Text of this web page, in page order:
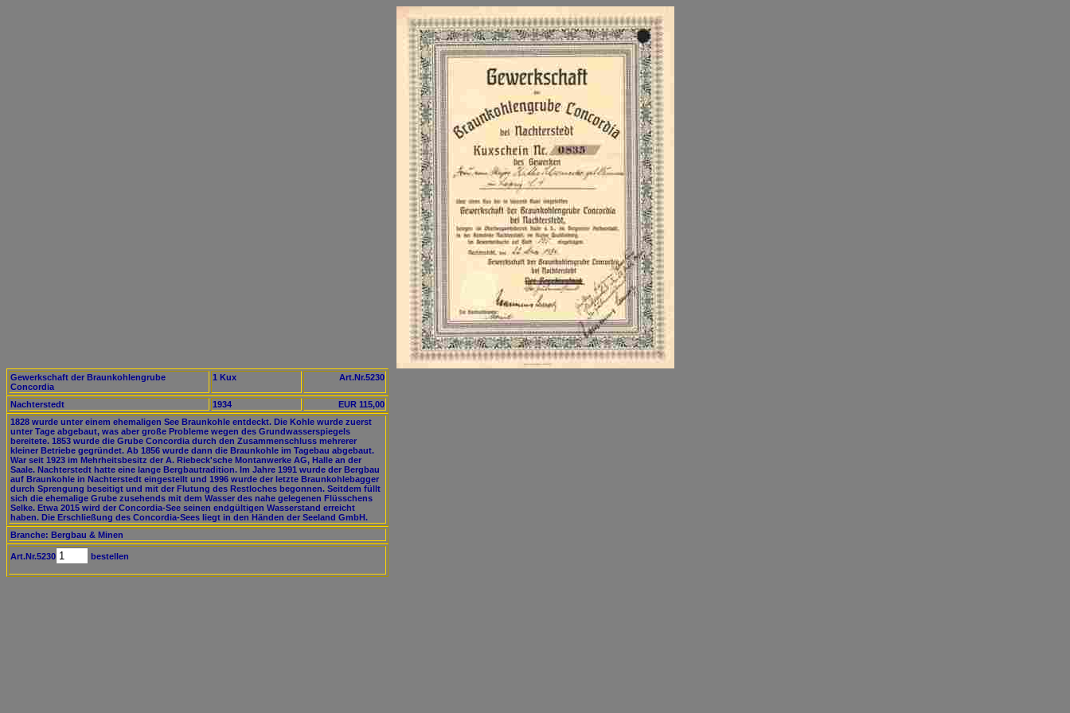
Gewerkschaft der Braunkohlengrube
Concordia
1 Kux Art.Nr.5230
Nachterstedt 1934
EUR 115,00
1828 wurde unter einem ehemaligen See Braunkohle entdeckt. Die Kohle wurde zuerst
unter Tage abgebaut, was aber große Probleme wegen des Grundwasserspiegels
bereitete. 1853 wurde die Grube Concordia durch den Zusammenschluss mehrerer
kleiner Betriebe gegründet. Ab 1856 wurde dann die Braunkohle im Tagebau abgebaut.
War seit 1923 im Mehrheitsbesitz der A. Riebeck'sche Montanwerke AG, Halle an der
Saale. Nachterstedt hatte eine lange Bergbautradition. Im Jahre 1991 wurde der Bergbau
auf Braunkohle in Nachterstedt eingestellt und 1996 wurde der letzte Braunkohlebagger
durch Sprengung beseitigt und mit der Flutung des Restloches begonnen. Seitdem füllt
sich die ehemalige Grube zusehends mit dem Wasser des nahe gelegenen Flüsschens
Selke. Etwa 2015 wird der Concordia-See seinen endgültigen Wasserstand erreicht
haben. Die Erschließung des Concordia-Sees liegt in den Händen der Seeland GmbH.
Branche: Bergbau & Minen
Art.Nr.5230 bestellen